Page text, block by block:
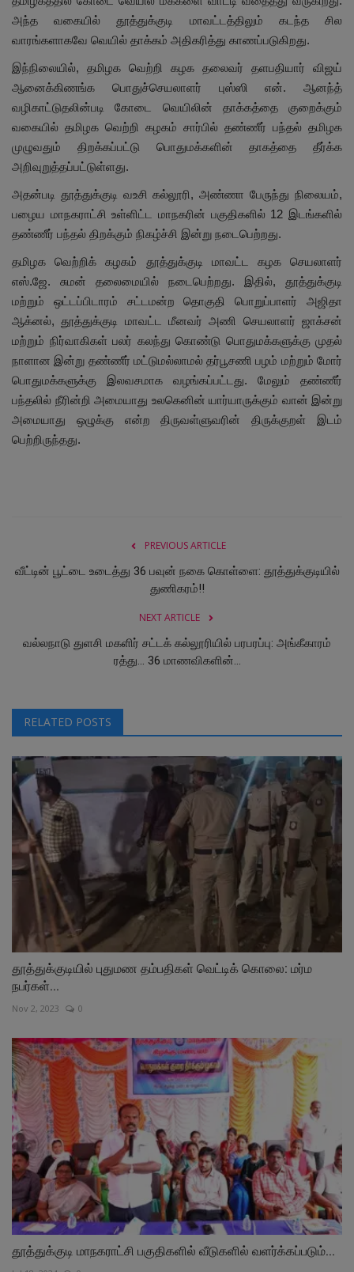
அந்த வகையில் தூத்துக்குடி மாவட்டத்திலும் கடந்த சில
வாரங்களாகவே வெயில் தாக்கம் அதிகரித்து காணப்படுகிறது.
இந்நிலையில், தமிழக வெற்றி கழக தலைவர் தளபதியார் விஜய்
ஆனைக்கிணங்க பொதுச்செயலாளர் புஸ்ஸி என். ஆனந்த்
வழிகாட்டுதலின்படி கோடை வெயிலின் தாக்கத்தை குறைக்கும்
வகையில் தமிழக வெற்றி கழகம் சார்பில் தண்ணீர் பந்தல் தமிழக
முழுவதும் திறக்கப்பட்டு பொதுமக்களின் தாகத்தை தீர்க்க
அறிவுறுத்தப்பட்டுள்ளது.
அதன்படி தூத்துக்குடி வஉசி கல்லூரி, அண்ணா பேருந்து நிலையம்,
பழைய மாநகராட்சி உள்ளிட்ட மாநகரின் பகுதிகளில் 12 இடங்களில்
தண்ணீர் பந்தல் திறக்கும் நிகழ்ச்சி இன்று நடைபெற்றது.
தமிழக வெற்றிக் கழகம் தூத்துக்குடி மாவட்ட கழக செயலாளர்
எஸ்.ஜே. சுமன் தலைமையில் நடைபெற்றது. இதில், தூத்துக்குடி
மற்றும் ஒட்டப்பிடாரம் சட்டமன்ற தொகுதி பொறுப்பாளர் அஜிதா
ஆக்னல், தூத்துக்குடி மாவட்ட மீனவர் அணி செயலாளர் ஜாக்சன்
மற்றும் நிர்வாகிகள் பலர் கலந்து கொண்டு பொதுமக்களுக்கு முதல்
நாளான இன்று தண்ணீர் மட்டுமல்லாமல் தர்பூசணி பழம் மற்றும் மோர்
பொதுமக்களுக்கு இலவசமாக வழங்கப்பட்டது. மேலும் தண்ணீர்
பந்தலில் நீரின்றி அமையாது உலகெனின் யார்யாருக்கும் வான் இன்று
அமையாது ஒழுக்கு என்ற திருவள்ளுவரின் திருக்குறள் இடம்
பெற்றிருந்தது.
PREVIOUS ARTICLE
வீட்டின் பூட்டை உடைத்து 36 பவுன் நகை கொள்ளை: தூத்துக்குடியில்
துணிகரம்!!
NEXT ARTICLE
வல்லநாடு துளசி மகளிர் சட்டக் கல்லூரியில் பரபரப்பு: அங்கீகாரம்
ரத்து... 36 மாணவிகளின்...
RELATED POSTS
தூத்துக்குடியில் புதுமண தம்பதிகள் வெட்டிக் கொலை: மர்ம
நபர்கள்...
Nov 2, 2023 0
தூத்துக்குடி மாநகராட்சி பகுதிகளில் வீடுகளில் வளர்க்கப்படும்...